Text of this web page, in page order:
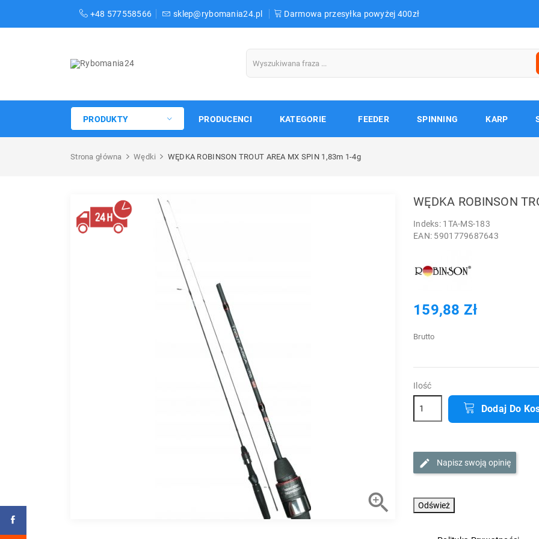
+48 577558566 sklep@rybomania24.pl Darmowa przesyłka powyżej 400zł
PRODUKTY PRODUCENCI KATEGORIE FEEDER SPINNING KARP
Strona główna Wędki WĘDKA ROBINSON TROUT AREA MX SPIN 1,83m 1-4g

WĘDKA ROBINSON
Indeks: 1TA-MS-183
EAN: 5901779687643
159,88 Zł
Brutto
Ilość
Dodaj Do
Napisz swoją opinię